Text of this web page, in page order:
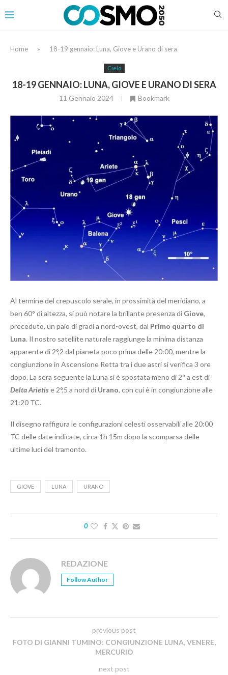
Home » 18-19 gennaio: Luna, Giove e Urano di sera
Cielo
18-19 GENNAIO: LUNA, GIOVE E URANO DI SERA
11 Gennaio 2024 Bookmark
Al termine del crepuscolo serale, in prossimità del meridiano, a
ben 60° di altezza, si può notare la brillante presenza di Giove,
preceduto, un paio di gradi a nord-ovest, dal Primo quarto di
Luna. Il nostro satellite naturale raggiunge la minima distanza
apparente di 2°,2 dal pianeta poco prima delle 20:00, mentre la
congiunzione in Ascensione Retta tra i due astri si verifica 3 ore
dopo. La sera seguente la Luna si è spostata meno di 2° a est di
Delta Arietise 2°,5 a nord di Urano, con cui è in congiunzione alle
21:20 TC.
Il disegno raffigura le configurazioni celesti osservabili alle 20:00
TC delle date indicate, circa 1h 15m dopo la scomparsa delle
ultime luci del tramonto.
GIOVE LUNA URANO
0
REDAZIONE
Follow Author
previous post
FOTO DI GIANNI TUMINO: CONGIUNZIONE LUNA, VENERE,
MERCURIO
next post